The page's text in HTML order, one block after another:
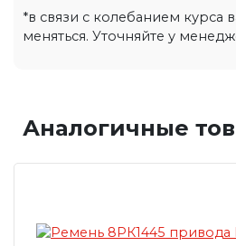
*в связи с колебанием курса
меняться. Уточняйте у
Аналогичные